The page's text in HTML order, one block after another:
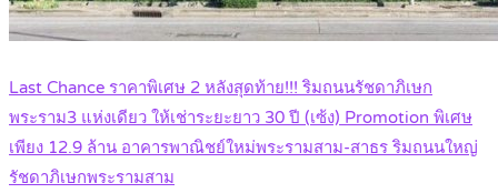
Last Chance ราคาพิเศษ 2 หลังสุดท้าย!!! ริมถนนรัชดาภิเษก
พระราม3 แห่งเดียว ให้เช่าระยะยาว 30 ปี (เซ้ง) Promotion พิเศษ
เพียง 12.9 ล้าน อาคารพาณิชย์ใหม่พระรามสาม-สาธร ริมถนนใหญ่
รัชดาภิเษกพระรามสาม